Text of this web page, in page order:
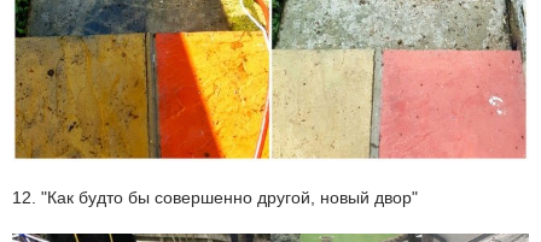
12. "Как будто бы совершенно другой, новый двор"